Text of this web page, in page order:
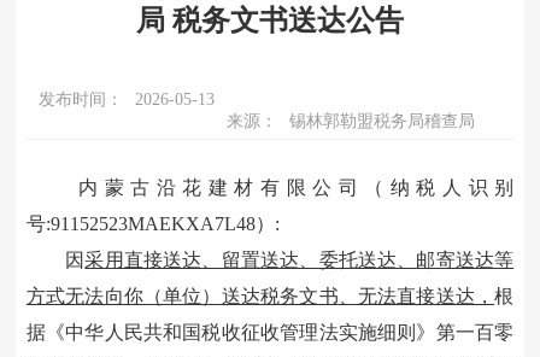
局 税务文书送达公告
发布时间：
2026-05-13
来源：
锡林郭勒盟税务局稽查局
内蒙古沿花建材有限公司
（纳税人识别
号:91152523MAEKXA7L48）:
因采用直接送达、留置送达、委托送达、邮寄送达等
方式无法向你（单位）送达税务文书 、无法直接送达 ，根
据《中华人民共和国税收征收管理法实施细则》第一百零